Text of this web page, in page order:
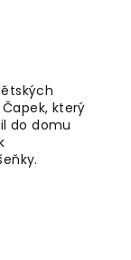
který
do domu